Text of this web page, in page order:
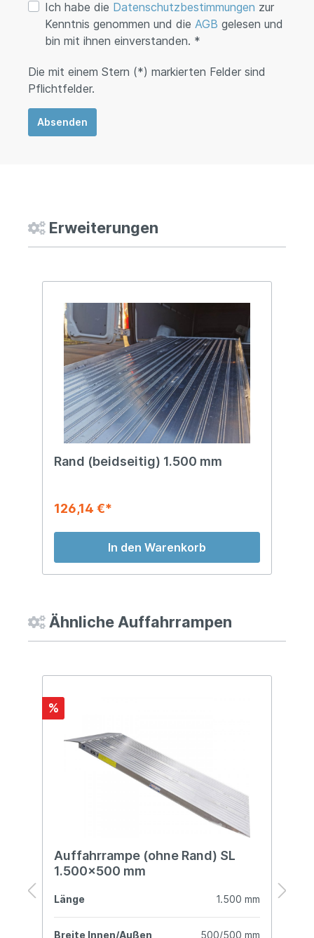
Ich habe die Datenschutzbestimmungen zur
Kenntnis genommen und die AGB gelesen und
bin mit ihnen einverstanden. *
Die mit einem Stern (*) markierten Felder sind
Pflichtfelder.
Absenden
Erweiterungen
Rand (beidseitig) 1.500 mm
126,14 €*
In den Warenkorb
Ähnliche Auffahrrampen
%
Auffahrrampe (ohne Rand) SL
1.500x500 mm
Länge 1.500 mm
Breite Innen/Außen 500/500 mm